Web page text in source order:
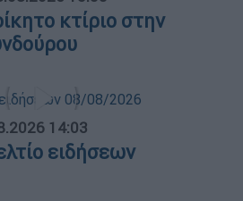
κτίριο στην
14:03
ειδήσεων